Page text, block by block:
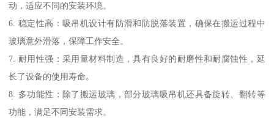
动，适应不同的安装环境。
6. 稳定性高：吸吊机设计有防滑和防脱落装置，确保在搬运过程中
玻璃意外滑落，保障工作安全。
7. 耐用性强：采用量材料制造，具有良好的耐磨性和耐腐蚀性，延
长了设备的使用寿命。
8. 多功能性：除了搬运玻璃，部分玻璃吸吊机还具备旋转、翻转等
功能，满足不同安装需求。